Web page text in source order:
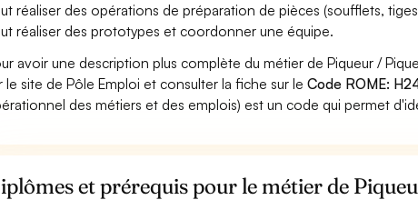
réaliser des opérations de préparation de pièces (soufflets,
réaliser des prototypes et coordonner une équipe.
avoir une description plus complète du métier de Piqueur /
le site de Pôle Emploi et consulter la fiche sur leCode ROME:
des métiers et des emplois) est un code qui permet
et prérequis pour le métier de